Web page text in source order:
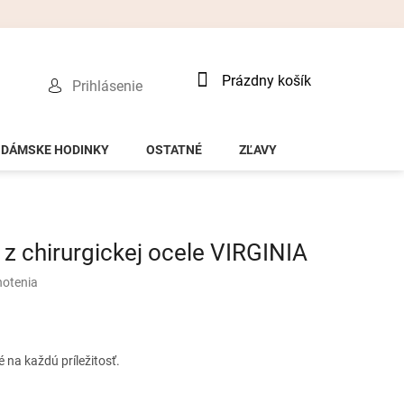
Prihlásenie
Nákupný
Prázdny košík
DÁMSKE HODINKY OSTATNÉ ZĽAVY
chirurgickej ocele VIRGINIA
na každú príležitosť.